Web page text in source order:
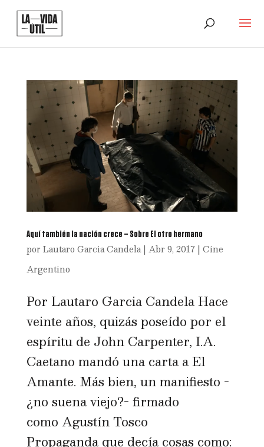
Aquí también la nación crece – Sobre El otro hermano
por Lautaro Garcia Candela| Abr 9, 2017| Cine
Argentino
Por Lautaro Garcia Candela Hace
veinte años, quizás poseído por el
espíritu de John Carpenter, I.A.
Caetano mandó una carta a El
Amante. Más bien, un manifiesto -
¿no suena viejo?- firmado
como Agustín Tosco
Propaganda que decía cosas como: